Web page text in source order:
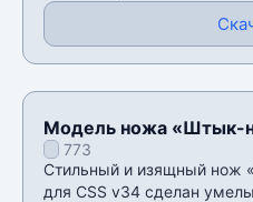
Модель ножа «Штык-
CSS v34
773
Стильный и изящный нож
для CSS v34 сделан